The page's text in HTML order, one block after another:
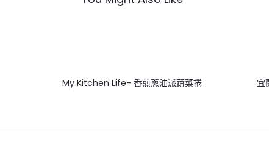
My Kitchen Life- 香煎蔥油派蔬菜捲 宜